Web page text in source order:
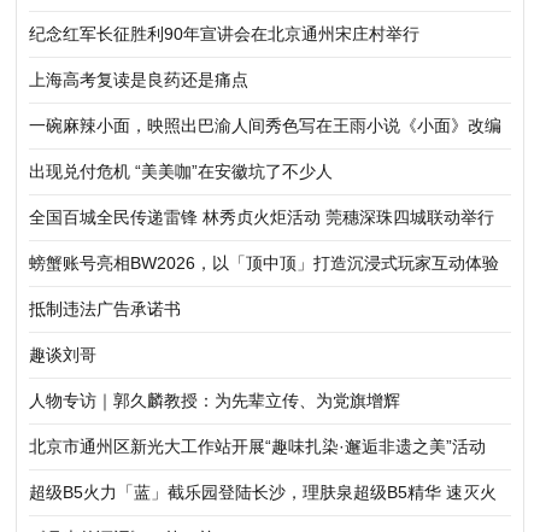
纪念红军长征胜利90年宣讲会在北京通州宋庄村举行
上海高考复读是良药还是痛点
一碗麻辣小面，映照出巴渝人间秀色写在王雨小说《小面》改编
的电影《香喷喷》开拍时
出现兑付危机 “美美咖”在安徽坑了不少人
全国百城全民传递雷锋 林秀贞火炬活动 莞穗深珠四城联动举行
螃蟹账号亮相BW2026，以「顶中顶」打造沉浸式玩家互动体验
抵制违法广告承诺书
趣谈刘哥
人物专访｜郭久麟教授：为先辈立传、为党旗增辉
北京市通州区新光大工作站开展“趣味扎染·邂逅非遗之美”活动
超级B5火力「蓝」截乐园登陆长沙，理肤泉超级B5精华 速灭火